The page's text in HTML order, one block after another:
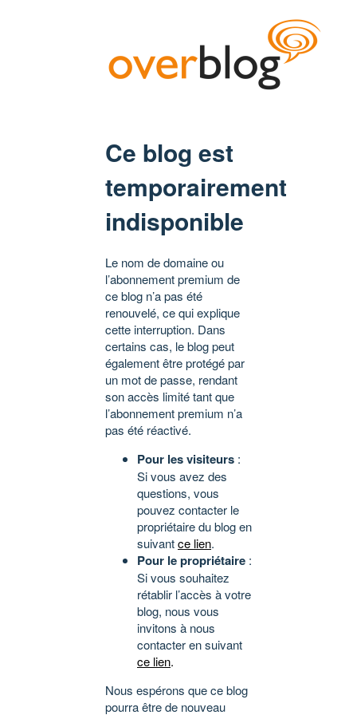
Ce blog est
temporairement
indisponible
Le nom de domaine ou
l’abonnement premium de
ce blog n’a pas été
renouvelé, ce qui explique
cette interruption. Dans
certains cas, le blog peut
également être protégé par
un mot de passe, rendant
son accès limité tant que
l’abonnement premium n’a
pas été réactivé.
Pour les visiteurs :
Si vous avez des
questions, vous
pouvez contacter le
propriétaire du blog en
suivantce lien.
Pour le propriétaire :
Si vous souhaitez
rétablir l’accès à votre
blog, nous vous
invitons à nous
contacter en suivant
ce lien.
Nous espérons que ce blog
pourra être de nouveau